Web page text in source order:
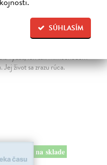
SÚHLASÍM
vydať, len tak mimochodom
Jej život sa zrazu rúca.
na sklade